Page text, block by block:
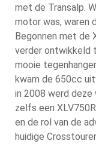
met de Transalp.
motor was, waren
Begonnen met de
verder ontwikkeld
mooie
kwam de 650cc
in 2008 werd deze
zelfs een
en de rol van de
huidige